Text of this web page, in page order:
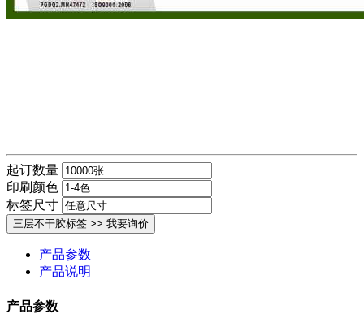
起订数量
印刷颜色
标签尺寸
产品参数
产品说明
产品参数